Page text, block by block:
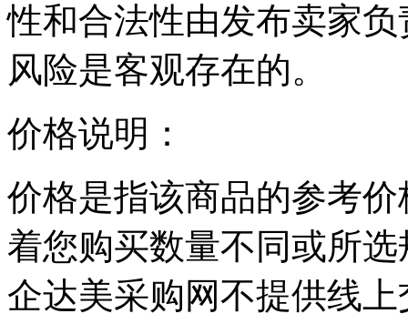
性和合法性由发布卖家
风险是客观存在的。
价格说明：
价格是指该商品的参考
着您购买数量不同或所
企达美采购网不提供线